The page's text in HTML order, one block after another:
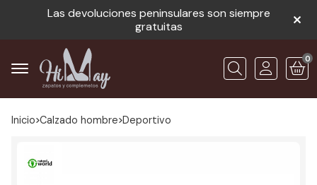
Las devoluciones peninsulares son siempre
gratuitas
Buscar
0
Inicio calzado hombre deportivo